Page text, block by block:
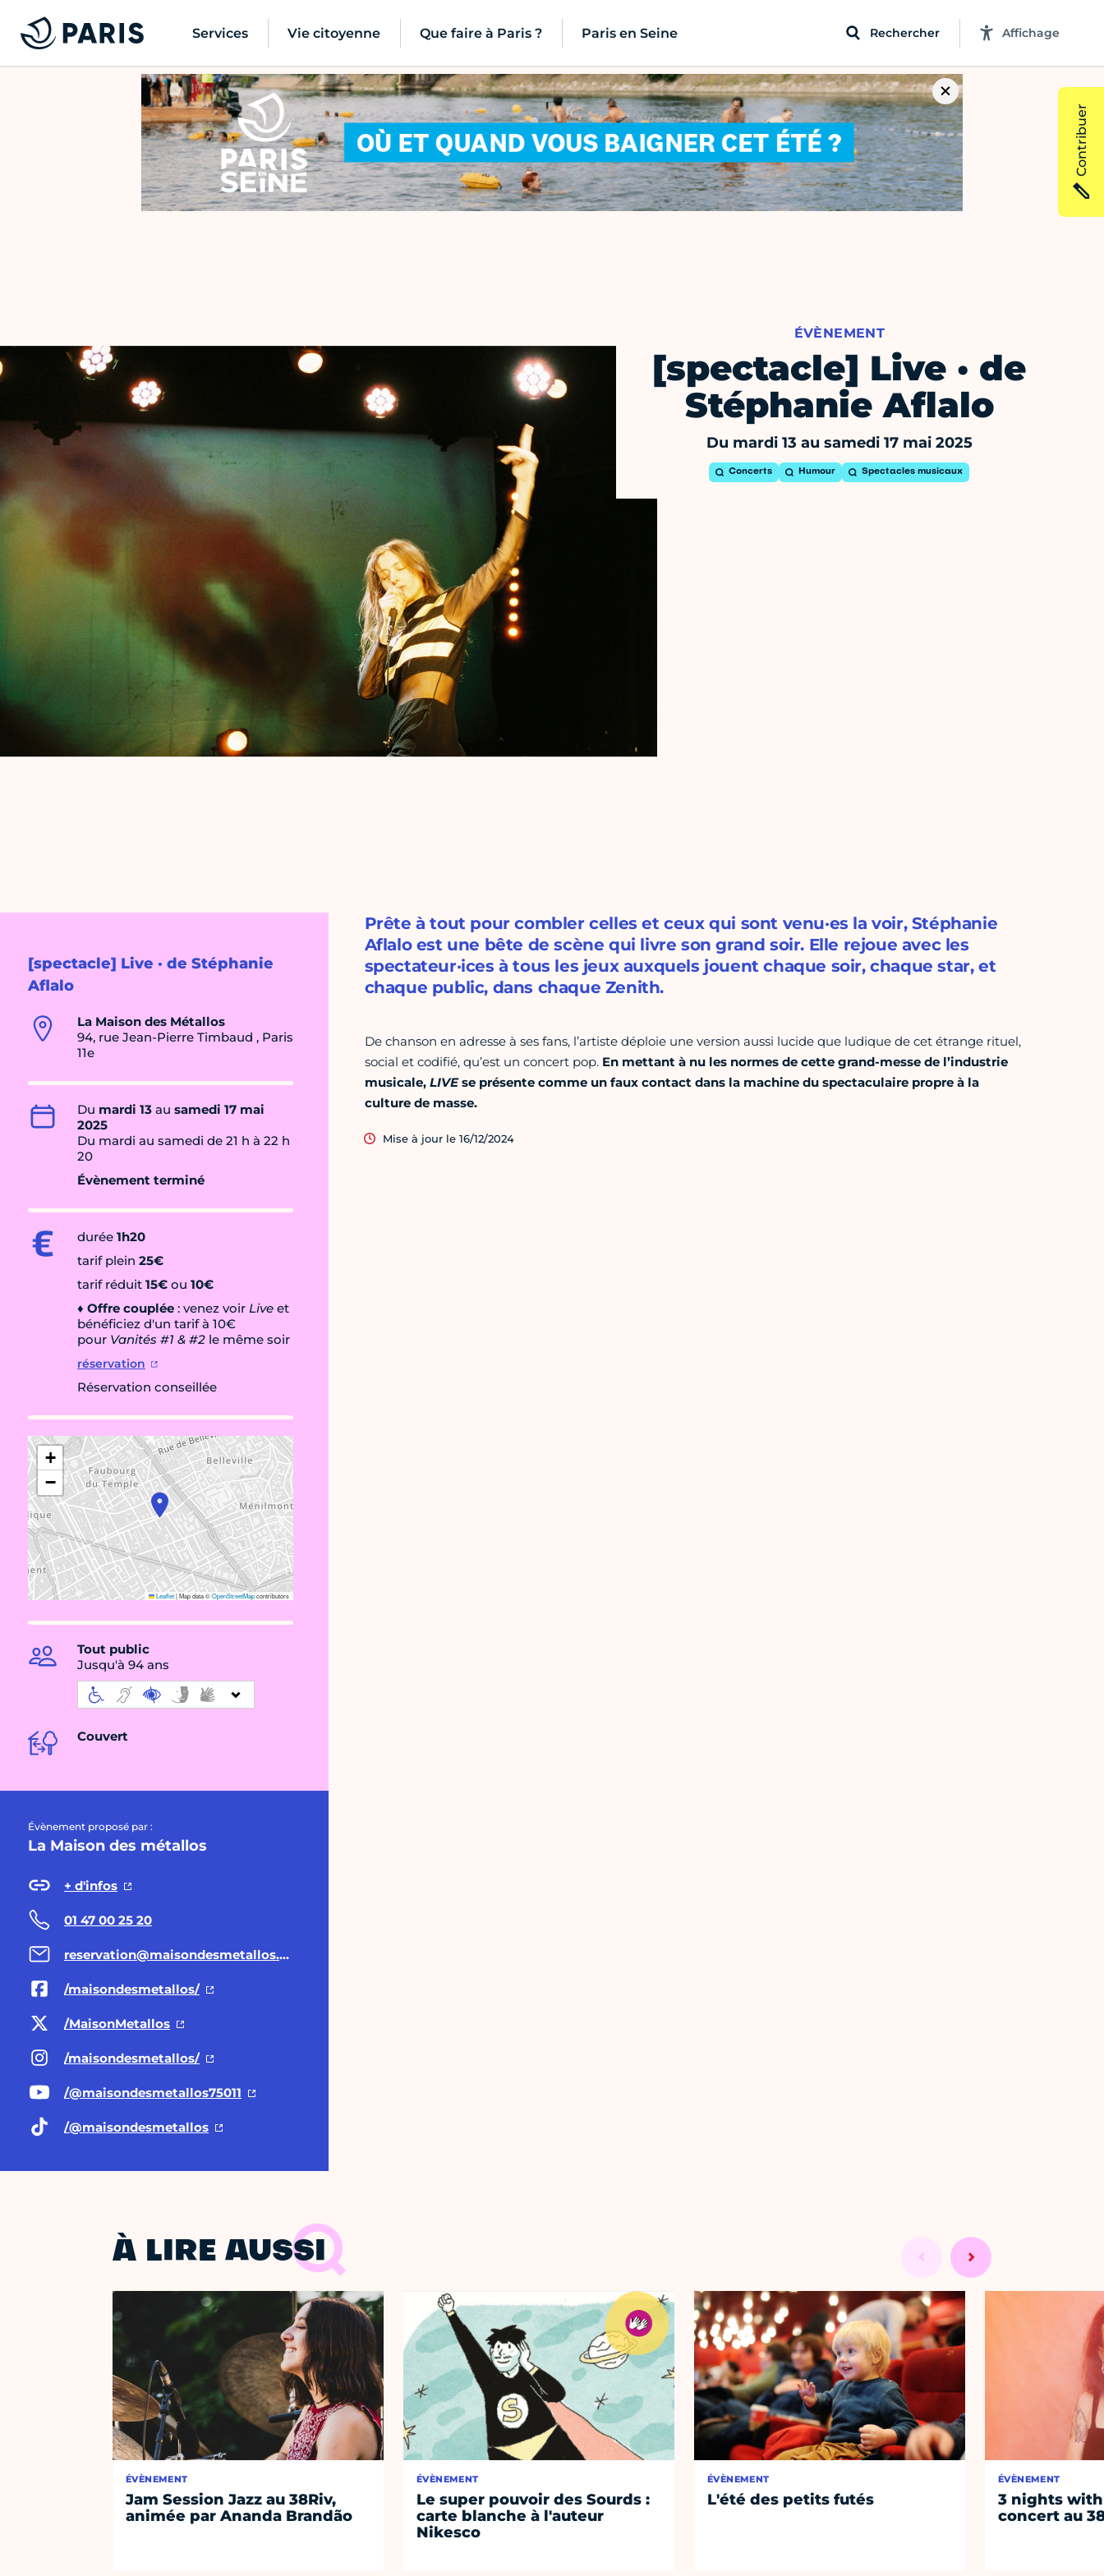
Services Vie citoyenne Que faire à Paris ? Paris en Seine Rechercher Affichage
ÉVÈNEMENT
[spectacle] Live · de
Stéphanie Aflalo
Du mardi 13 au samedi 17 mai 2025
Concerts Humour Spectacles musicaux
[spectacle] Live · de Stéphanie
Aflalo
La Maison des Métallos
94, rue Jean-Pierre Timbaud , Paris
11e
Du mardi 13 au samedi 17 mai
2025
Du mardi au samedi de 21 h à 22 h
20
Évènement terminé
durée 1h20
tarif plein 25€
tarif réduit 15€ ou 10€
♦ Offre couplée : venez voir Live et
bénéficiez d'un tarif à 10€
pour Vanités #1 & #2 le même soir
réservation
Réservation conseillée
+
−
Leaflet|Map data ©OpenStreetMapcontributors
Tout public
Jusqu'à 94 ans
Couvert
Évènement proposé par :
La Maison des métallos
+ d'infos
01 47 00 25 20
reservation@maisondesmetallos.paris
/maisondesmetallos/
/MaisonMetallos
/maisondesmetallos/
/@maisondesmetallos75011
/@maisondesmetallos
Prête à tout pour combler celles et ceux qui sont venu·es la voir, Stéphanie
Aflalo est une bête de scène qui livre son grand soir. Elle rejoue avec les
spectateur·ices à tous les jeux auxquels jouent chaque soir, chaque star, et
chaque public, dans chaque Zenith.
De chanson en adresse à ses fans, l’artiste déploie une version aussi lucide que ludique de cet étrange rituel,
social et codifié, qu’est un concert pop.En mettant à nu les normes de cette grand-messe de l’industrie
musicale, LIVEse présente comme un faux contact dans la machine du spectaculaire propre à la
culture de masse.
Mise à jour le 16/12/2024
À LIRE AUSSI
ÉVÈNEMENT
Jam Session Jazz au 38Riv,
animée par Ananda Brandão
ÉVÈNEMENT
Le super pouvoir des Sourds :
carte blanche à l'auteur
Nikesco
ÉVÈNEMENT
L'été des petits futés
ÉVÈNEMENT
3 nights with
concert au
Contribuer